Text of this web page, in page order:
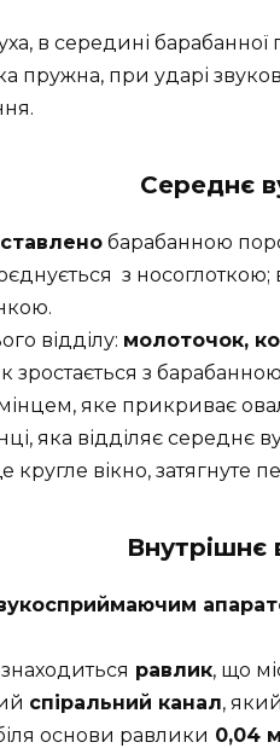
в середині
пружна, при ударі
Середнє
барабанною
з
відділу: молоточок,
зростається з
яке прикриває
яка відділяє середнє
кругле вікно, затягнуте
Внутрішнє
равлик, що
спіральний канал,
основи равлики 0,04